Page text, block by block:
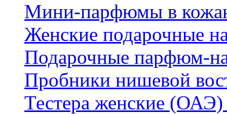
Мини-парфюмы в
Женские подарочные
Подарочные парфюм-
Пробники нишевой
Тестера женские (ОАЭ)